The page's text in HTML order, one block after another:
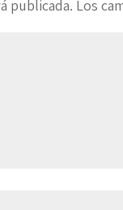
publicada. Los